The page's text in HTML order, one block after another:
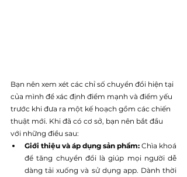
Bạn nên xem xét các chỉ số chuyển đổi hiện tại
của mình để xác định điểm mạnh và điểm yếu
trước khi đưa ra một kế hoạch gồm các chiến
thuật mới. Khi đã có cơ sở, bạn nên bắt đầu
với những điều sau:
Giới thiệu và áp dụng sản phẩm: Chìa khoá
để tăng chuyển đổi là giúp mọi người dễ
dàng tải xuống và sử dụng app. Dành thời